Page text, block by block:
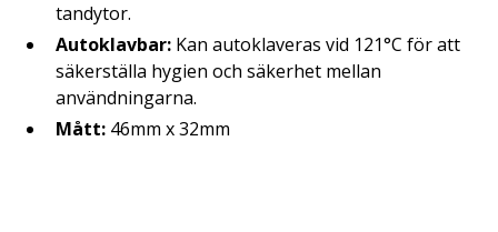
tandytor.
Autoklavbar: Kan autoklaveras vid 121°C för att
säkerställa hygien och säkerhet mellan
användningarna.
Mått: 46mm x 32mm